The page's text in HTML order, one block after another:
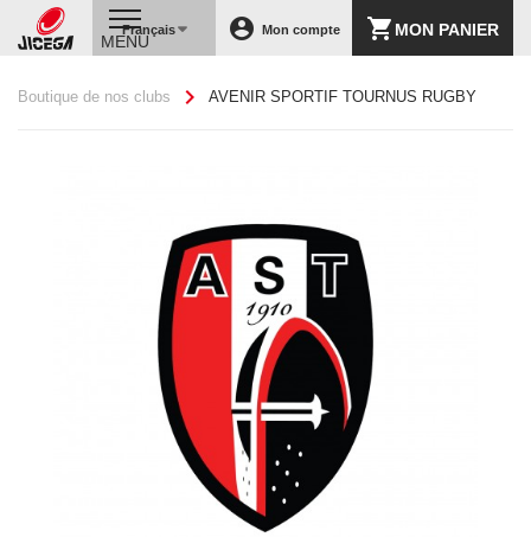
shopping_cart MON PANIER
account_circle Mon compte
Français
MENU
Boutique de nos clubs chevron_right AVENIR SPORTIF TOURNUS RUGBY